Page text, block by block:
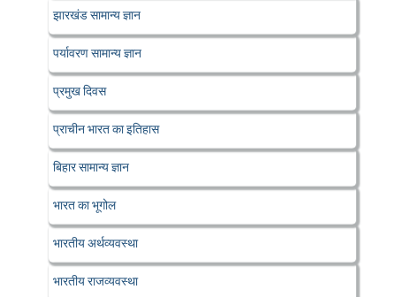
झारखंड सामान्य ज्ञान
पर्यावरण सामान्य ज्ञान
प्रमुख दिवस
प्राचीन भारत का इतिहास
बिहार सामान्य ज्ञान
भारत का भूगोल
भारतीय अर्थव्यवस्था
भारतीय राजव्यवस्था